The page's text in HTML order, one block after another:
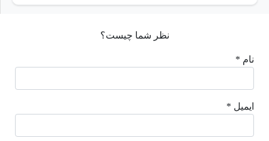
نظر شما چیست؟
نام *
ایمیل *